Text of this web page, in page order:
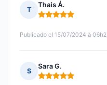
T
Thais Á.
Nota: 5 de 5
Publicado el 15/07/2024 à
S
Sara G.
Nota: 5 de 5